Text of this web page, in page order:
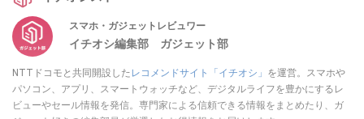
スマホ・ガジェットレビュワー
イチオシ編集部 ガジェット部
NTTドコモと共同開設したレコメンドサイト「イチオシ」 を運営。スマホや
パソコン、アプリ、スマートウォッチなど、デジタルライフを豊かにするレ
ビューやセール情報を発信。専門家による信頼できる情報をまとめたり、ガ